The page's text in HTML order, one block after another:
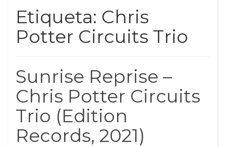
Etiqueta: Chris
Potter Circuits Trio
Sunrise Reprise –
Chris Potter Circuits
Trio (Edition
Records, 2021)